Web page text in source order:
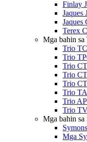
Finlay
Jaques
Jaques
Terex
Mga bahin
Trio
Trio
Trio
Trio
Trio
Trio
Trio
Trio
Mga bahin sa
Mga